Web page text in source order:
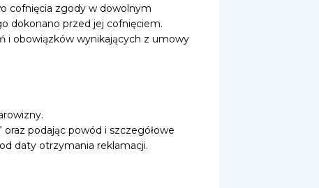
cofnięcia zgody w dowolnym
dokonano przed jej cofnięciem.
i obowiązków wynikających z umowy
podając powód i szczegółowe
daty otrzymania reklamacji.